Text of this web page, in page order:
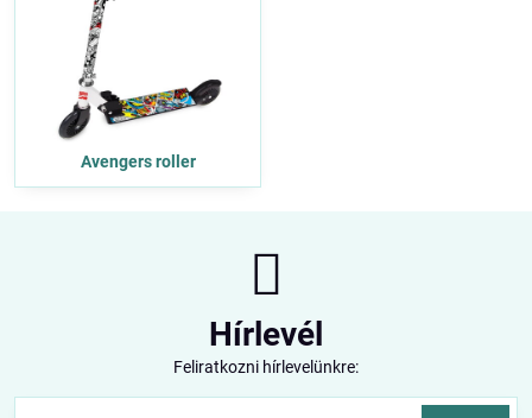
Avengers roller
Hírlevél
Feliratkozni hírlevelünkre: